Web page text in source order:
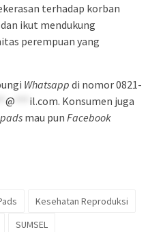
terhadap korban
ikut mendukung
perempuan yang
Whatsapp di nomor 0821-
@ il.com. Konsumen juga
mau pun Facebook
Kesehatan Reproduksi
SUMSEL